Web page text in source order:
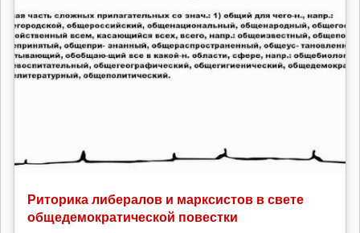
Риторика либералов и марксистов в свете
общедемократической повестки